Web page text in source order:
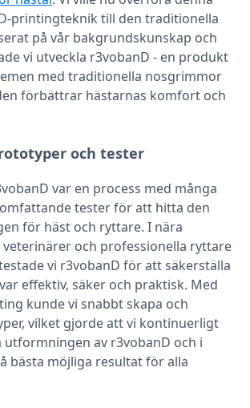
printingteknik till den traditionella
på vår bakgrundskunskap och
vi utveckla r3vobanD - en produkt
med traditionella nosgrimmor
förbättrar hästarnas komfort och
och tester
var en process med många
tester för att hitta den
för häst och ryttare. I nära
och professionella ryttare
vi r3vobanD för att säkerställa
effektiv, säker och praktisk. Med
kunde vi snabbt skapa och
vilket gjorde att vi kontinuerligt
av r3vobanD och i
bästa möjliga resultat för alla